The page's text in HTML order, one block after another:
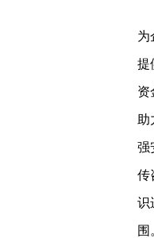
为
提
资
助
强
传
识
围